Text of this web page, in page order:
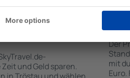
gebucht
und Geld sparen.
Der
mit